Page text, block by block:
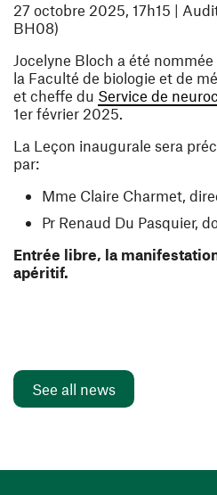
27 octobre 2025, 17h15 |
BH08)
Jocelyne Bloch a été
la Faculté de biologie et de
et cheffe du Service de
1er février 2025.
La Leçon inaugurale sera
par:
Mme Claire Charmet,
Pr Renaud Du Pasquier,
Entrée libre, la
apéritif.
See all news